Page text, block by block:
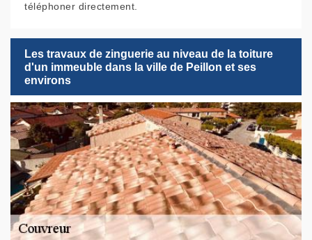
téléphoner directement.
Les travaux de zinguerie au niveau de la toiture
d'un immeuble dans la ville de Peillon et ses
environs